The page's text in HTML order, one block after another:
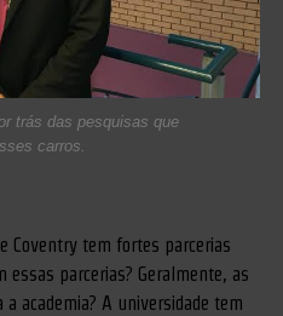
trás das pesquisas que
carros.
Coventry tem fortes parcerias
essas parcerias? Geralmente, as
academia? A universidade tem